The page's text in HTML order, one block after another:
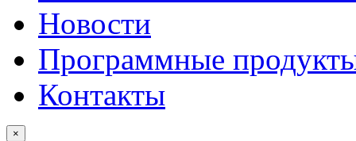
Новости
Программные
Контакты
×